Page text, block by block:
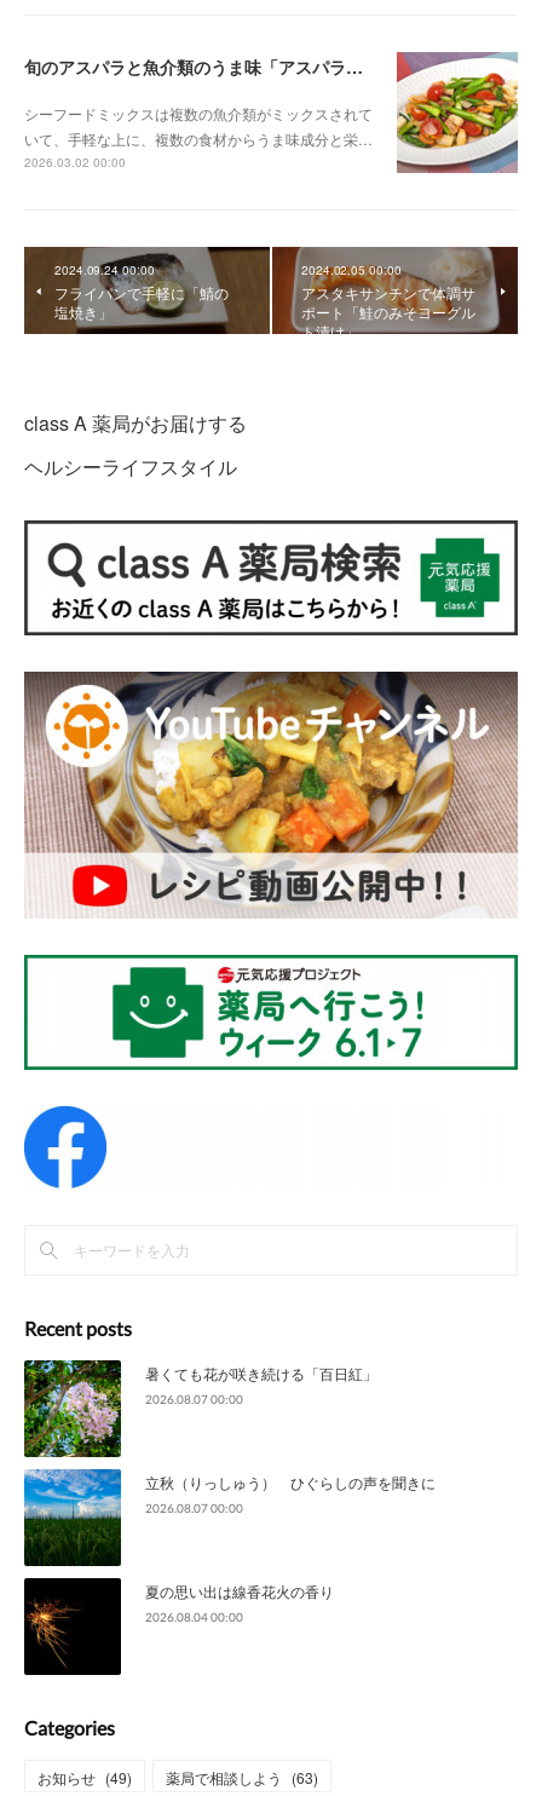
旬のアスパラと魚介類のうま味「アスパラのシーフード炒め」
シーフードミックスは複数の魚介類がミックスされて
いて、手軽な上に、複数の食材からうま味成分と栄…
2026.03.02 00:00
2024.09.24 00:00
フライパンで手軽に「鯖の
塩焼き」
2024.02.05 00:00
アスタキサンチンで体調サ
ポート「鮭のみそヨーグル
ト漬け」
class A 薬局がお届けする
ヘルシーライフスタイル
Recent posts
暑くても花が咲き続ける「百日紅」
2026.08.07 00:00
立秋（りっしゅう） ひぐらしの声を聞きに
2026.08.07 00:00
夏の思い出は線香花火の香り
2026.08.04 00:00
Categories
お知らせ (49) 薬局で相談しよう (63)